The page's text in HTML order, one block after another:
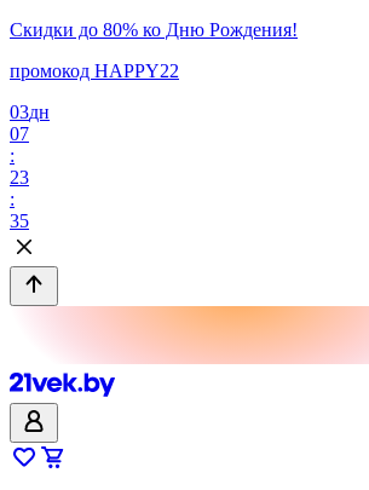
Скидки до 80% ко Дню Рождения!
промокод HAPPY22
03дн
07
:
23
:
35